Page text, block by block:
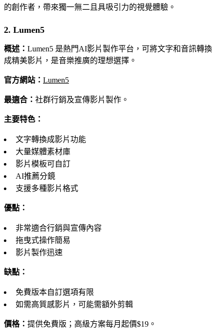
的創作者，帶來獨一無二且具吸引力的視覺體驗。
2. Lumen5
概述： Lumen5 是熱門AI影片製作平台，可將文字和音訊轉換
成精美影片，是音樂推廣的理想選擇。
官方網站： Lumen5
最適合： 社群行銷及宣傳影片製作。
主要特色：
文字轉換成影片功能
大量媒體素材庫
影片模板可自訂
AI推薦分鏡
支援多種影片格式
優點：
非常適合行銷與宣傳內容
拖曳式操作簡易
影片製作迅速
缺點：
免費版本自訂選項有限
如需高質感影片，可能需額外剪輯
價格： 提供免費版；高級方案每月起價$19。